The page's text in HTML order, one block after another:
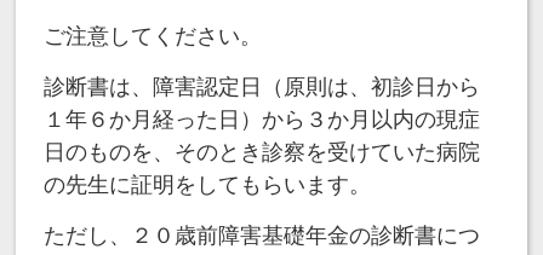
ご注意してください。
診断書は、障害認定日（原則は、初診日から
１年６か月経った日）から３か月以内の現症
日のものを、そのとき診察を受けていた病院
の先生に証明をしてもらいます。
ただし、２０歳前障害基礎年金の診断書につ